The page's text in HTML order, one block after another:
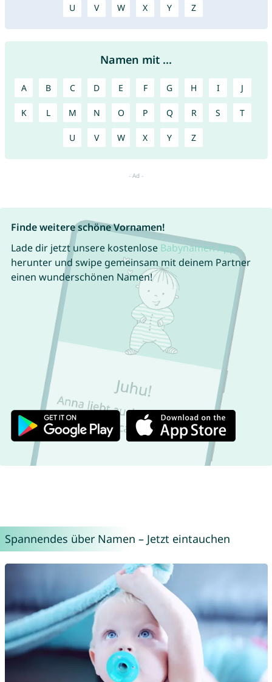
U V W X Y Z
Namen mit ...
A B C D E F G H I J
K L M N O P Q R S T
U V W X Y Z
Finde weitere schöne Vornamen!
Lade dir jetzt unsere kostenlose Babynamen App
herunter und swipe gemeinsam mit deinem Partner
einen wunderschönen Namen!
Spannendes über Namen – Jetzt eintauchen